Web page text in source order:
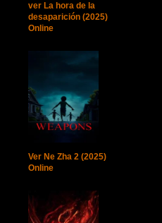
ver La hora de la
desaparición (2025)
Online
Ver Ne Zha 2 (2025)
Online